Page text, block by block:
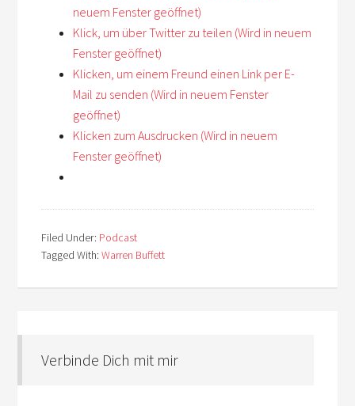
neuem Fenster geöffnet)
Klick, um über Twitter zu teilen (Wird in neuem
Fenster geöffnet)
Klicken, um einem Freund einen Link per E-
Mail zu senden (Wird in neuem Fenster
geöffnet)
Klicken zum Ausdrucken (Wird in neuem
Fenster geöffnet)
Filed Under: Podcast
Tagged With:Warren Buffett
Verbinde Dich mit mir